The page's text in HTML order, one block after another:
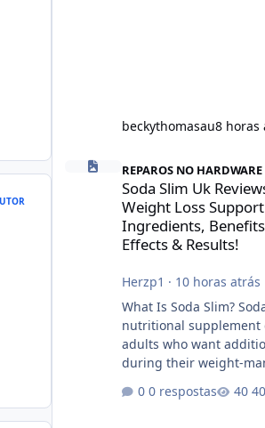
beckythomasau8 horas
Soda Slim Uk Reviews: Natural
REPAROS NO HARDWARE
Soda Slim Uk
Weight Loss Support
Ingredients,
Effects & Results!
Herzp1 · 10 horas atrás
What Is Soda Slim?
nutritional supplement
adults who want
during their weight-
the formula is
0 respostas